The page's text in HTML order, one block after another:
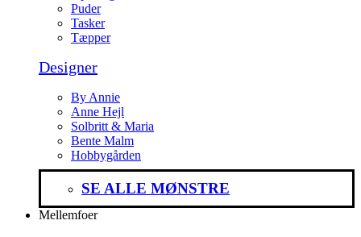
Puder
Tasker
Tæpper
Designer
By Annie
Anne Hejl
Solbritt & Maria
Bente Malm
Hobbygården
SE ALLE MØNSTRE
Mellemfoer